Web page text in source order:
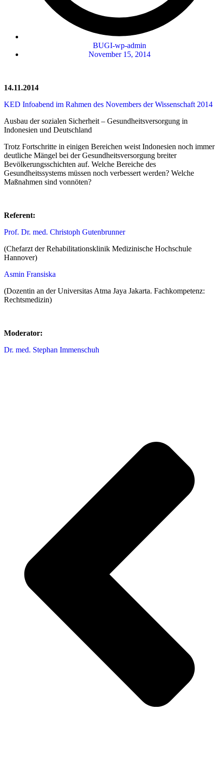
BUGI-wp-admin
November 15, 2014
14.11.2014
KED Infoabend im Rahmen des Novembers der Wissenschaft 2014
Ausbau der sozialen Sicherheit – Gesundheitsversorgung in
Indonesien und Deutschland
Trotz Fortschritte in einigen Bereichen weist Indonesien noch immer
deutliche Mängel bei der Gesundheitsversorgung breiter
Bevölkerungsschichten auf. Welche Bereiche des
Gesundheitssystems müssen noch verbessert werden? Welche
Maßnahmen sind vonnöten?
Referent:
Prof. Dr. med. Christoph Gutenbrunner
(Chefarzt der Rehabilitationsklinik Medizinische Hochschule
Hannover)
Asmin Fransiska
(Dozentin an der Universitas Atma Jaya Jakarta. Fachkompetenz:
Rechtsmedizin)
Moderator:
Dr. med. Stephan Immenschuh